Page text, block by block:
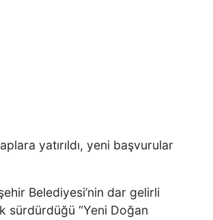
yatırıldı, yeni başvurular
Belediyesi’nin dar gelirli
sürdürdüğü “Yeni Doğan